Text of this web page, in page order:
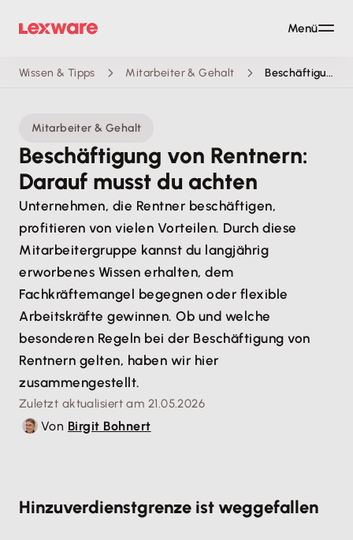
Wissen & Tipps Mitarbeiter & Gehalt Beschäftigung von Rentnern: Darauf musst du achten
Mitarbeiter & Gehalt
Beschäftigung von Rentnern:
Darauf musst du achten
Unternehmen, die Rentner beschäftigen,
profitieren von vielen Vorteilen. Durch diese
Mitarbeitergruppe kannst du langjährig
erworbenes Wissen erhalten, dem
Fachkräftemangel begegnen oder flexible
Arbeitskräfte gewinnen. Ob und welche
besonderen Regeln bei der Beschäftigung von
Rentnern gelten, haben wir hier
zusammengestellt.
Zuletzt aktualisiert am 21.05.2026
Von Birgit Bohnert
Hinzuverdienstgrenze ist weggefallen
Menü